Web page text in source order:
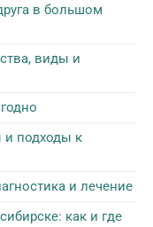
в большом
виды и
подходы к
и лечение
как и где